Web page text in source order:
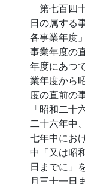
第七百四
日の属する
各事業年度
事業年度の
年度にあつ
業年度から
度の直前の
「昭和二
二十六年中
七年中にお
中「又は昭
日までに」
月三十一日